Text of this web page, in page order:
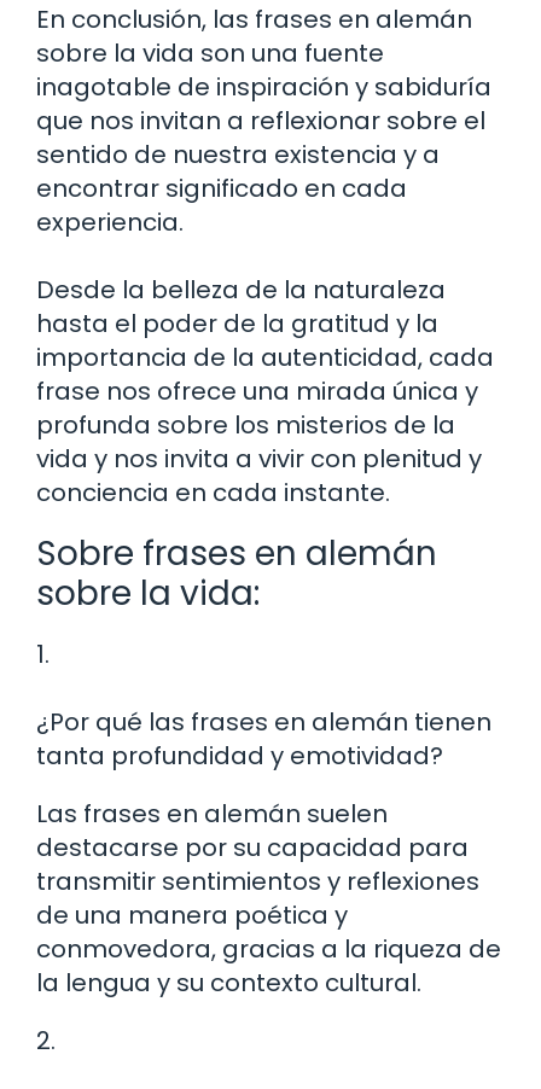
En conclusión, las frases en alemán
sobre la vida son una fuente
inagotable de inspiración y sabiduría
que nos invitan a reflexionar sobre el
sentido de nuestra existencia y a
encontrar significado en cada
experiencia.
Desde la belleza de la naturaleza
hasta el poder de la gratitud y la
importancia de la autenticidad, cada
frase nos ofrece una mirada única y
profunda sobre los misterios de la
vida y nos invita a vivir con plenitud y
conciencia en cada instante.
Sobre frases en alemán
sobre la vida:
1.
¿Por qué las frases en alemán tienen
tanta profundidad y emotividad?
Las frases en alemán suelen
destacarse por su capacidad para
transmitir sentimientos y reflexiones
de una manera poética y
conmovedora, gracias a la riqueza de
la lengua y su contexto cultural.
2.